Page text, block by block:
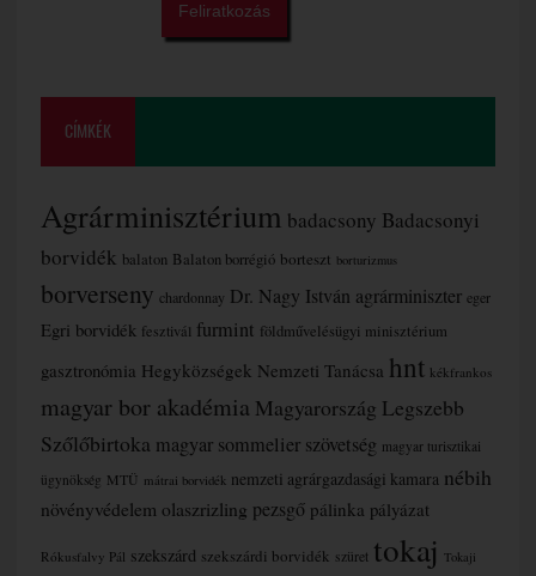
CÍMKÉK
Agrárminisztérium badacsony Badacsonyi
borvidék balaton Balaton borrégió borteszt borturizmus
borverseny chardonnay Dr. Nagy István agrárminiszter eger
Egri borvidék fesztivál furmint földművelésügyi minisztérium
gasztronómia Hegyközségek Nemzeti Tanácsa hnt kékfrankos
magyar bor akadémia Magyarország Legszebb
Szőlőbirtoka magyar sommelier szövetség magyar turisztikai
ügynökség MTÜ mátrai borvidék nemzeti agrárgazdasági kamara nébih
növényvédelem olaszrizling pezsgő pálinka pályázat
Rókusfalvy Pál szekszárd szekszárdi borvidék szüret tokaj Tokaji